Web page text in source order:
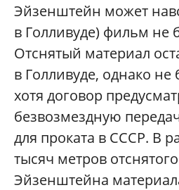
Эйзенштейн может
в Голливуде) фильм не
Отснятый материал
в Голливуде, однако
хотя договор
безвозмездную
для проката в СССР. В
тысяч метров
Эйзенштейна